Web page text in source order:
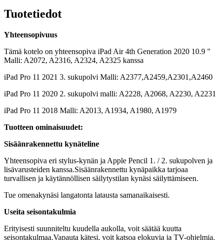
Tuotetiedot
Yhteensopivuus
Tämä kotelo on yhteensopiva iPad Air 4th Generation 2020 10.9 "
Malli: A2072, A2316, A2324, A2325 kanssa
iPad Pro 11 2021 3. sukupolvi Malli: A2377,A2459,A2301,A2460
iPad Pro 11 2020 2. sukupolvi malli: A2228, A2068, A2230, A2231
iPad Pro 11 2018 Malli: A2013, A1934, A1980, A1979
Tuotteen ominaisuudet:
Sisäänrakennettu kynäteline
Yhteensopiva eri stylus-kynän ja Apple Pencil 1. / 2. sukupolven ja
lisävarusteiden kanssa.Sisäänrakennettu kynäpaikka tarjoaa
turvallisen ja käytännöllisen säilytystilan kynäsi säilyttämiseen.
Tue omenakynäsi langatonta latausta samanaikaisesti.
Useita seisontakulmia
Erityisesti suunniteltu kuudella aukolla, voit säätää kuutta
seisontakulmaa.Vapauta kätesi, voit katsoa elokuvia ja TV-ohjelmia.